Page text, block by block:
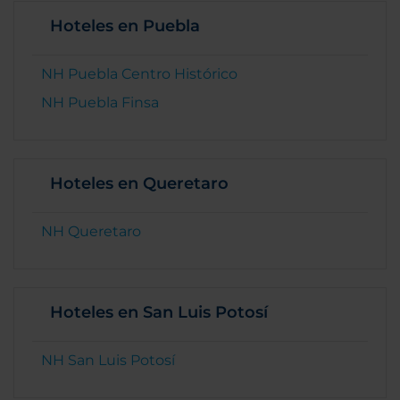
Hoteles en Puebla
NH Puebla Centro Histórico
NH Puebla Finsa
Hoteles en Queretaro
NH Queretaro
Hoteles en San Luis Potosí
NH San Luis Potosí